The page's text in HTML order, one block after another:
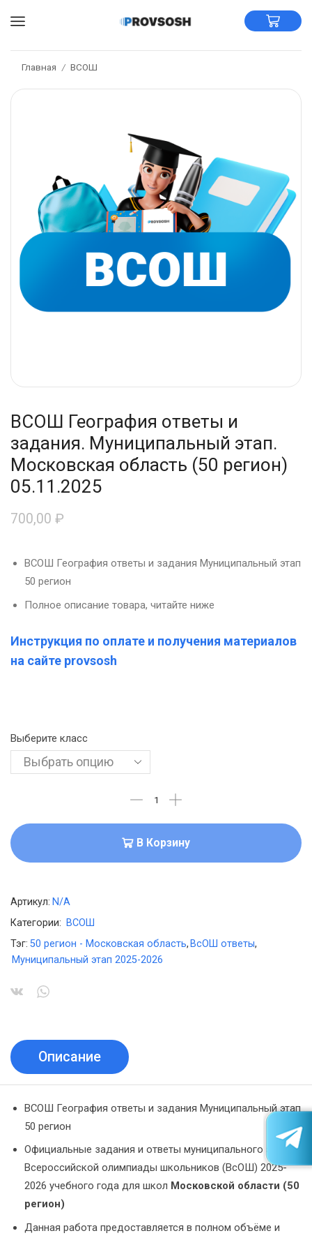
Главная / ВСОШ
ВСОШ География ответы и
задания. Муниципальный этап.
Московская область (50 регион)
05.11.2025
700,00 ₽
ВСОШ География ответы и задания Муниципальный этап
50 регион
Полное описание товара, читайте ниже
Инструкция по оплате и получения материалов
на сайте provsosh
Выберите класс
В Корзину
Артикул: N/A
Категории: ВСОШ
Тэг: 50 регион - Московская область, ВсОШ ответы,
Муниципальный этап 2025-2026
Описание
ВСОШ География ответы и задания Муниципальный этап
50 регион
Официальные задания и ответы муниципального этапа
Всероссийской олимпиады школьников (ВсОШ) 2025-
2026 учебного года для школ Московской области (50
регион)
Данная работа предоставляется в полном объёме и